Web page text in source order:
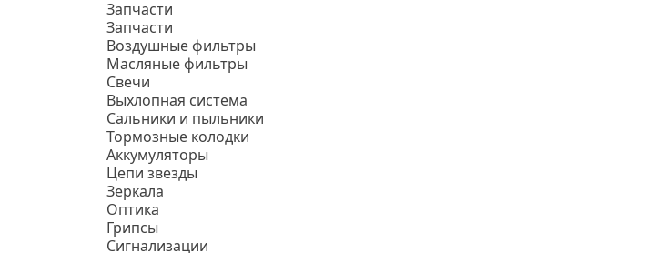
Запчасти
Запчасти
Воздушные фильтры
Масляные фильтры
Свечи
Выхлопная система
Сальники и пыльники
Тормозные колодки
Аккумуляторы
Цепи звезды
Зеркала
Оптика
Грипсы
Сигнализации